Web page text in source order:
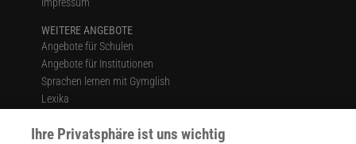
WEITERE ANGEBOTE
Angebote für Schulen
Angebote für Institutionen
Sprachen lernen mit Gymglish
Lexika
Zugänglichkeitserklärung
Ihre Privatsphäre ist uns wichtig